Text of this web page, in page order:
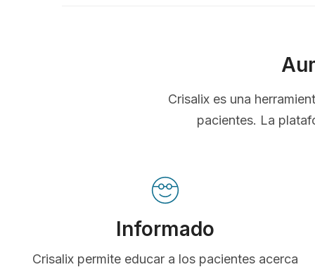
Crisalix es una
pacientes. La
Informado
Crisalix permite educar a los pacientes acerca